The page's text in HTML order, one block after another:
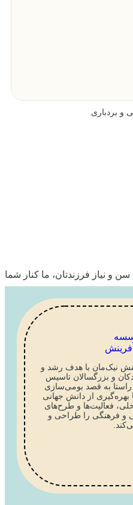
و بردباری
و نیاز فرزندتان، ما کنار شما
نیک‌مان با هدف رشد و
و بزرگسالان تاسیس
به قصد بومی‌سازی
از دانش جهانی
فعالیت‌ها و طرح‌های
و فرهنگی را طراحی و